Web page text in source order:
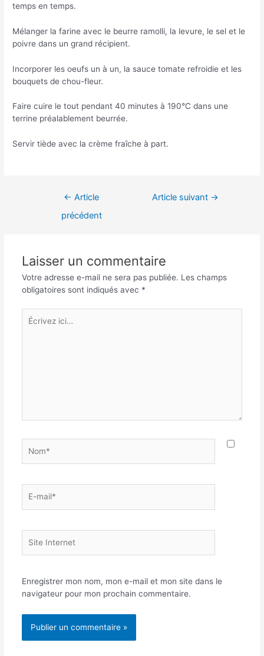
temps en temps.
Mélanger la farine avec le beurre ramolli, la levure, le sel et le
poivre dans un grand récipient.
Incorporer les oeufs un à un, la sauce tomate refroidie et les
bouquets de chou-fleur.
Faire cuire le tout pendant 40 minutes à 190°C dans une
terrine préalablement beurrée.
Servir tiède avec la crème fraîche à part.
Navigation← Article
précédent
Article suivant →
Laisser un commentaire
Votre adresse e-mail ne sera pas publiée. Les champs
obligatoires sont indiqués avec *
Écrivez
ici…
mail*
Internet
Enregistrer mon nom, mon e-mail et mon site dans le
navigateur pour mon prochain commentaire.